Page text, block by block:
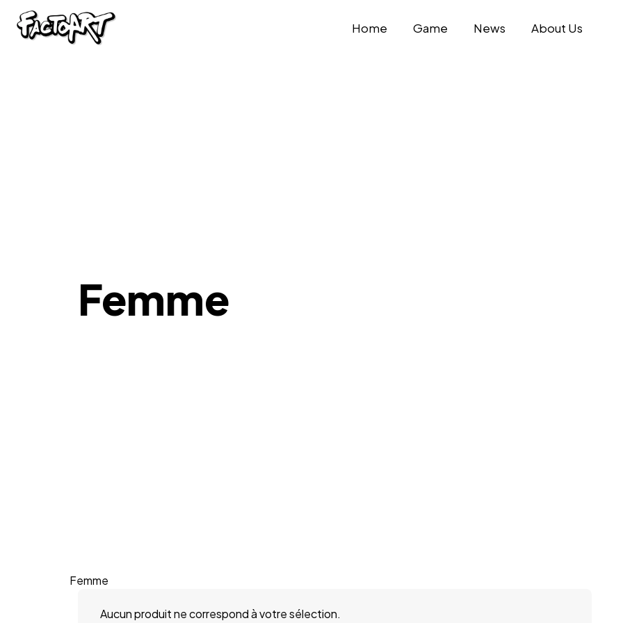
Home Game News About Us
Femme
Femme
Aucun produit ne correspond à votre sélection.